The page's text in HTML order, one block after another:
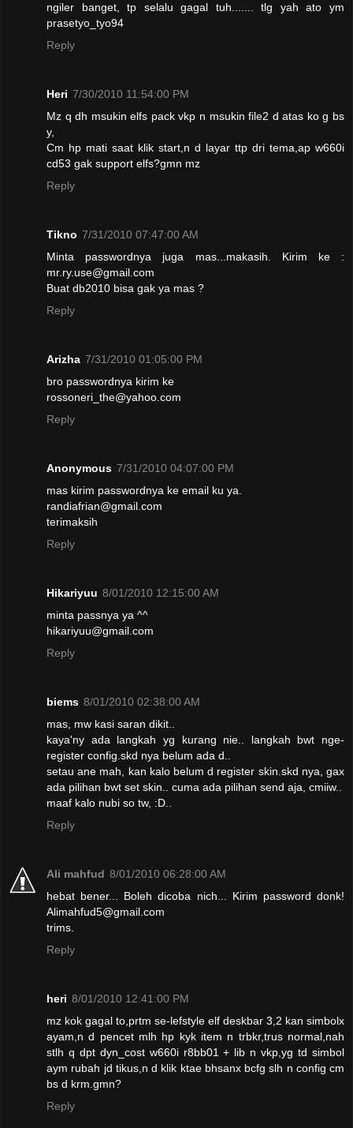
ngiler banget, tp selalu gagal tuh....... tlg yah ato ym
prasetyo_tyo94
Reply
Heri 7/30/2010 11:54:00 PM
Mz q dh msukin elfs pack vkp n msukin file2 d atas ko g bs
y,
Cm hp mati saat klik start,n d layar ttp dri tema,ap w660i
cd53 gak support elfs?gmn mz
Reply
Tikno 7/31/2010 07:47:00 AM
Minta passwordnya juga mas...makasih. Kirim ke :
mr.ry.use@gmail.com
Buat db2010 bisa gak ya mas ?
Reply
Arizha 7/31/2010 01:05:00 PM
bro passwordnya kirim ke
rossoneri_the@yahoo.com
Reply
Anonymous 7/31/2010 04:07:00 PM
mas kirim passwordnya ke email ku ya.
randiafrian@gmail.com
terimaksih
Reply
Hikariyuu 8/01/2010 12:15:00 AM
minta passnya ya ^^
hikariyuu@gmail.com
Reply
biems 8/01/2010 02:38:00 AM
mas, mw kasi saran dikit..
kaya'ny ada langkah yg kurang nie.. langkah bwt nge-
register config.skd nya belum ada d..
setau ane mah, kan kalo belum d register skin.skd nya, gax
ada pilihan bwt set skin.. cuma ada pilihan send aja, cmiiw..
maaf kalo nubi so tw, :D..
Reply
Ali mahfud 8/01/2010 06:28:00 AM
hebat bener... Boleh dicoba nich... Kirim password donk!
Alimahfud5@gmail.com
trims.
Reply
heri 8/01/2010 12:41:00 PM
mz kok gagal to,prtm se-lefstyle elf deskbar 3,2 kan simbolx
ayam,n d pencet mlh hp kyk item n trbkr,trus normal,nah
stlh q dpt dyn_cost w660i r8bb01 + lib n vkp,yg td simbol
aym rubah jd tikus,n d klik ktae bhsanx bcfg slh n config cm
bs d krm.gmn?
Reply